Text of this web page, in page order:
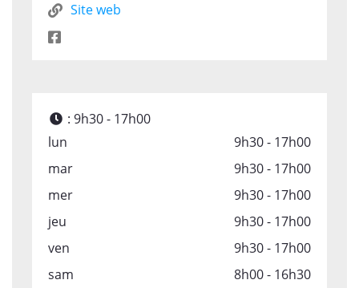
Site web
: 9h30 - 17h00
lun
9h30 - 17h00
mar
9h30 - 17h00
mer
9h30 - 17h00
jeu
9h30 - 17h00
ven
9h30 - 17h00
sam
8h00 - 16h30